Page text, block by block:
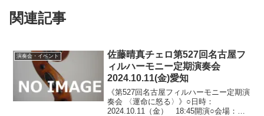
関連記事
演奏会・イベント
佐藤晴真チェロ第527回名古屋フ
ィルハーモニー定期演奏会
2024.10.11(金)愛知
《第527回名古屋フィルハーモニー定期演
奏会 〈運命に怒る〉》○日時：
2024.10.11（金） 18:45開演○会場：愛